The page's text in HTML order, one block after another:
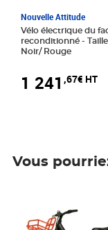
Nouvelle Attitude
Vélo électrique du
reconditionné - Taille normale -
Noir/ Rouge
1 241 ,67€ HT
Vous